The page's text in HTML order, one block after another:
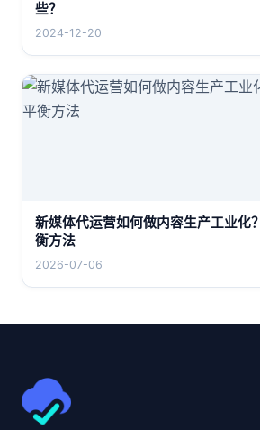
些？
2024-12-20
新媒体代运营如何做内容生产工业化
衡方法
2026-07-06